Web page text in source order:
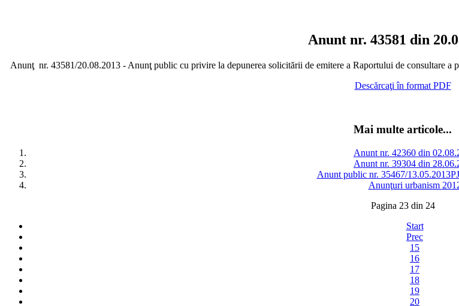
Anunt nr. 43581 din
Anunţ nr. 43581/20.08.2013 - Anunţ public cu privire la depunerea solicitării de emitere a Raportului de consultare
Descărcaţi în format PDF
Mai multe articole...
Anunt nr. 42360 din
Anunt nr. 39304 din
Anunt public nr. 35467/
Anunţuri urbanism
Pagina 23 din 24
Start
Prec
15
16
17
18
19
20